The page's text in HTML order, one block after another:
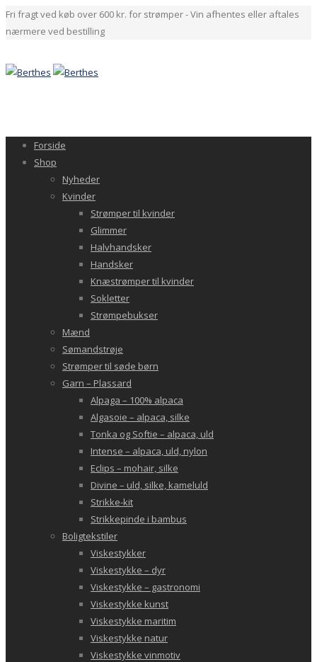
Fri fragt ved køb over 600 kr. for strømper - Vin afhentes eller aftales
nærmere ved bestilling
Forside
Shop
Nyheder
Kvinder
Strømper til kvinder
Glimmer
Halvhandsker
Handsker
Knæstrømper til kvinder
Sokletter
Strømpebukser
Mænd
Sømandstrøje
Strømper til søde børn
Garn – Plassard
Alpaga – 100% alpaca
Algasoie – alpaca, silke
Tonka og Softie – alpaca, uld
Intense – alpaca, uld, nylon
Eclips – mohair, silke
Divine – uld, silke, kameluld
Strikke-kit
Strikkepinde i bambus
Boligtekstiler
Viskestykker
Viskestykke – dyr
Viskestykke – gastronomi
Viskestykke kunst
Viskestykke maritim
Viskestykke natur
Viskestykke vinmotiv